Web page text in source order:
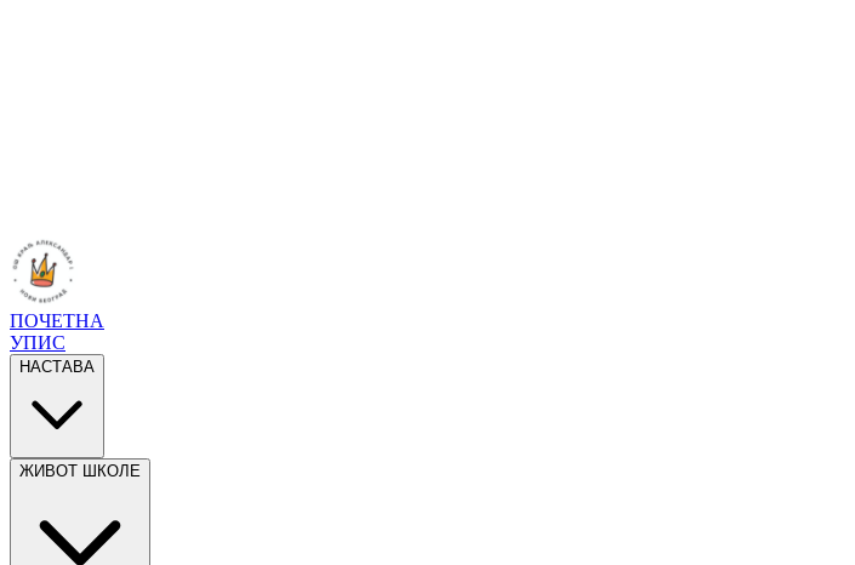
ПОЧЕТНА
УПИС
НАСТАВА
ЖИВОТ ШКОЛЕ